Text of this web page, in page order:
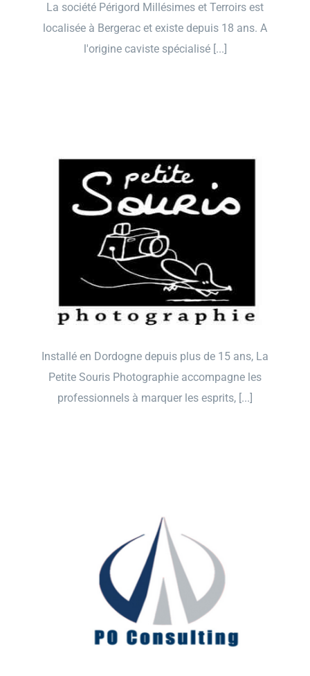
La société Périgord Millésimes et Terroirs est
localisée à Bergerac et existe depuis 18 ans. A
l'origine caviste spécialisé [...]
Installé en Dordogne depuis plus de 15 ans, La
Petite Souris Photographie accompagne les
professionnels à marquer les esprits, [...]